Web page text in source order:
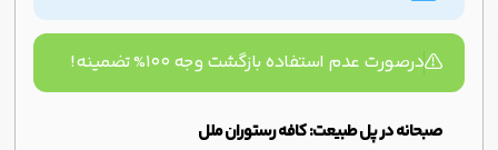
درصورت عدم استفاده بازگشت وجه ۱۰۰% تضمینه!
صبحانه در پل طبیعت: کافه رستوران ملل